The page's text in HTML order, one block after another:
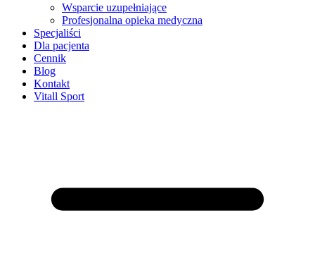
Wsparcie uzupełniające
Profesjonalna opieka medyczna
Specjaliści
Dla pacjenta
Cennik
Blog
Kontakt
Vitall Sport